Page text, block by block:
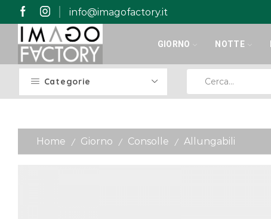
info@imagofactory.it
GIORNO NOTTE
Categorie
Home / Giorno / Consolle / Allungabili